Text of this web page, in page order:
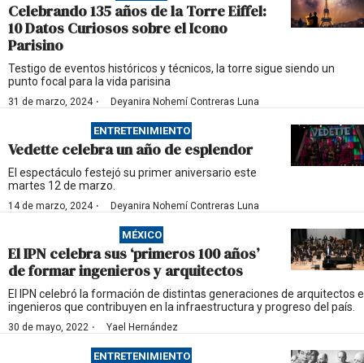
Celebrando 135 años de la Torre Eiffel:
10 Datos Curiosos sobre el Icono
Parisino
Testigo de eventos históricos y técnicos, la torre sigue siendo un
punto focal para la vida parisina
31 de marzo, 2024· Deyanira Nohemí Contreras Luna
ENTRETENIMIENTO
Vedette celebra un año de esplendor
El espectáculo festejó su primer aniversario este
martes 12 de marzo.
14 de marzo, 2024· Deyanira Nohemí Contreras Luna
MÉXICO
El IPN celebra sus ‘primeros 100 años’
de formar ingenieros y arquitectos
El IPN celebró la formación de distintas generaciones de arquitectos e
ingenieros que contribuyen en la infraestructura y progreso del país.
30 de mayo, 2022 · Yael Hernández
ENTRETENIMIENTO